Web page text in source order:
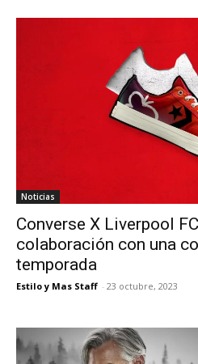
Noticias
Converse X Liverpool
colaboración con una
temporada
Estilo y Mas Staff - 23 octubre, 2023